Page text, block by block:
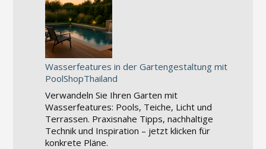
Wasserfeatures in der Gartengestaltung mit
PoolShopThailand
Verwandeln Sie Ihren Garten mit
Wasserfeatures: Pools, Teiche, Licht und
Terrassen. Praxisnahe Tipps, nachhaltige
Technik und Inspiration – jetzt klicken für
konkrete Pläne.